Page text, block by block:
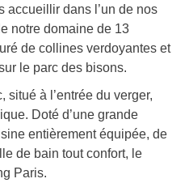
accueillir dans l’un de nos
notre domaine de 13
de collines verdoyantes et
le parc des bisons.
situé à l’entrée du verger,
Doté d’une grande
entièrement équipée, de
de bain tout confort, le
Paris.